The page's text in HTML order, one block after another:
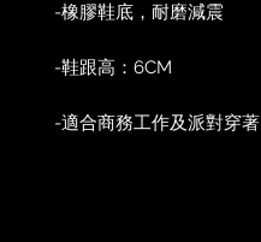
-橡膠鞋底，耐磨減震
-鞋跟高：6CM
-適合商務工作及派對穿著